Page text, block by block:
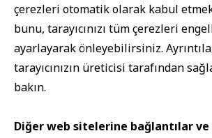
çerezleri otomatik olarak kabul
bunu, tarayıcınızı tüm çerezleri
ayarlayarak önleyebilirsiniz.
tarayıcınızın üreticisi tarafından
bakın.
Diğer web sitelerine bağlantılar